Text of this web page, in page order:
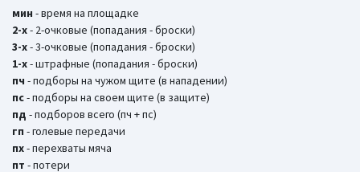
мин - время на площадке
2-х- 2-очковые (попадания - броски)
3-х- 3-очковые (попадания - броски)
1-х- штрафные (попадания - броски)
пч - подборы на чужом щите (в нападении)
пс- подборы на своем щите (в защите)
пд - подборов всего (пч + пс)
гп - голевые передачи
пх- перехваты мяча
пт - потери